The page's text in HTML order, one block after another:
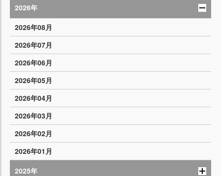
2026年
2026年08月
2026年07月
2026年06月
2026年05月
2026年04月
2026年03月
2026年02月
2026年01月
2025年